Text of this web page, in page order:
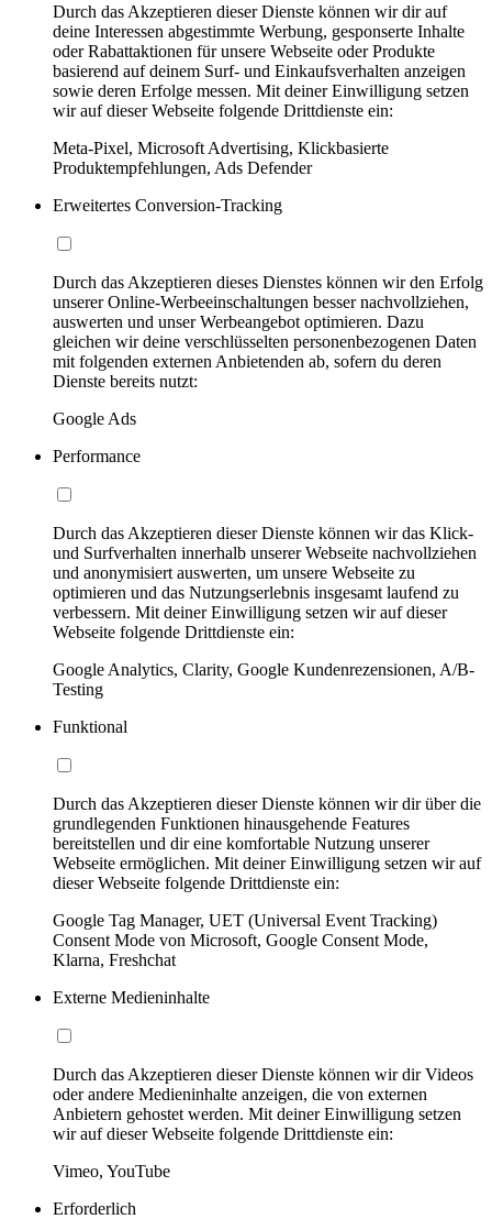
Durch das Akzeptieren dieser Dienste können wir dir auf
deine Interessen abgestimmte Werbung, gesponserte Inhalte
oder Rabattaktionen für unsere Webseite oder Produkte
basierend auf deinem Surf- und Einkaufsverhalten anzeigen
sowie deren Erfolge messen. Mit deiner Einwilligung setzen
wir auf dieser Webseite folgende Drittdienste ein:
Meta-Pixel, Microsoft Advertising, Klickbasierte
Produktempfehlungen, Ads Defender
Erweitertes Conversion-Tracking
Durch das Akzeptieren dieses Dienstes können wir den Erfolg
unserer Online-Werbeeinschaltungen besser nachvollziehen,
auswerten und unser Werbeangebot optimieren. Dazu
gleichen wir deine verschlüsselten personenbezogenen Daten
mit folgenden externen Anbietenden ab, sofern du deren
Dienste bereits nutzt:
Google Ads
Performance
Durch das Akzeptieren dieser Dienste können wir das Klick-
und Surfverhalten innerhalb unserer Webseite nachvollziehen
und anonymisiert auswerten, um unsere Webseite zu
optimieren und das Nutzungserlebnis insgesamt laufend zu
verbessern. Mit deiner Einwilligung setzen wir auf dieser
Webseite folgende Drittdienste ein:
Google Analytics, Clarity, Google Kundenrezensionen, A/B-
Testing
Funktional
Durch das Akzeptieren dieser Dienste können wir dir über die
grundlegenden Funktionen hinausgehende Features
bereitstellen und dir eine komfortable Nutzung unserer
Webseite ermöglichen. Mit deiner Einwilligung setzen wir auf
dieser Webseite folgende Drittdienste ein:
Google Tag Manager, UET (Universal Event Tracking)
Consent Mode von Microsoft, Google Consent Mode,
Klarna, Freshchat
Externe Medieninhalte
Durch das Akzeptieren dieser Dienste können wir dir Videos
oder andere Medieninhalte anzeigen, die von externen
Anbietern gehostet werden. Mit deiner Einwilligung setzen
wir auf dieser Webseite folgende Drittdienste ein:
Vimeo, YouTube
Erforderlich